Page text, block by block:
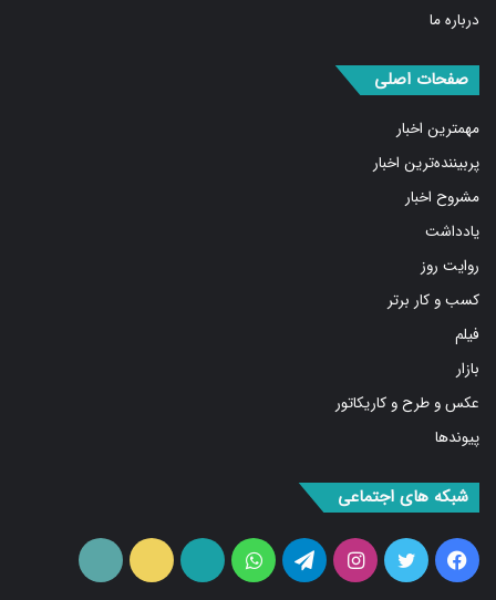
درباره ما
صفحات اصلی
مهمترین اخبار
پربیننده‌ترین اخبار
مشروح اخبار
یادداشت
روایت روز
کسب و کار برتر
فیلم
بازار
عکس و طرح و کاریکاتور
پیوندها
شبکه های اجتماعی
فیس
توییتر اینستاگرامتلگرام واتس
آپارات ایتا